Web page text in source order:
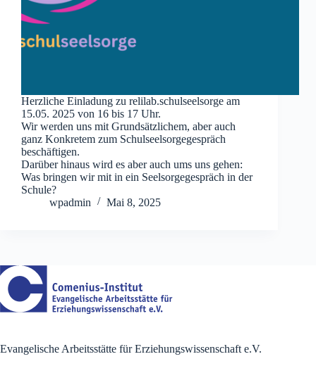
Herzliche Einladung zu relilab.schulseelsorge am
15.05. 2025 von 16 bis 17 Uhr.
Wir werden uns mit Grundsätzlichem, aber auch
ganz Konkretem zum Schulseelsorgegespräch
beschäftigen.
Darüber hinaus wird es aber auch ums uns gehen:
Was bringen wir mit in ein Seelsorgegespräch in der
Schule?
wpadmin
Mai 8, 2025
Evangelische Arbeitsstätte für Erziehungswissenschaft e.V.